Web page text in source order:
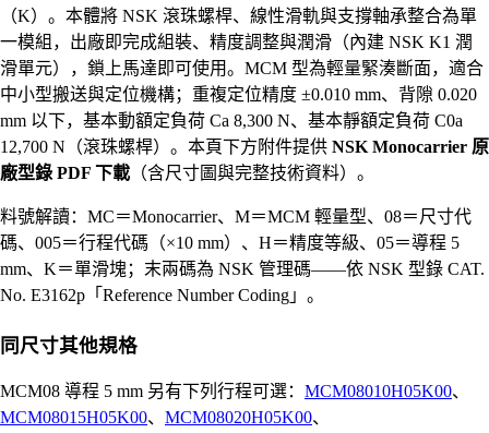
（K）。本體將 NSK 滾珠螺桿、線性滑軌與支撐軸承整合為單
一模組，出廠即完成組裝、精度調整與潤滑（內建 NSK K1 潤
滑單元），鎖上馬達即可使用。MCM 型為輕量緊湊斷面，適合
中小型搬送與定位機構；重複定位精度 ±0.010 mm、背隙 0.020
mm 以下，基本動額定負荷 Ca 8,300 N、基本靜額定負荷 C0a
12,700 N（滾珠螺桿）。本頁下方附件提供 NSK Monocarrier 原
廠型錄 PDF 下載 （含尺寸圖與完整技術資料）。
料號解讀：MC＝Monocarrier、M＝MCM 輕量型、08＝尺寸代
碼、005＝行程代碼（×10 mm）、H＝精度等級、05＝導程 5
mm、K＝單滑塊；末兩碼為 NSK 管理碼——依 NSK 型錄 CAT.
No. E3162p「Reference Number Coding」。
同尺寸其他規格
MCM08 導程 5 mm 另有下列行程可選： MCM08010H05K00、
MCM08015H05K00、 MCM08020H05K00、